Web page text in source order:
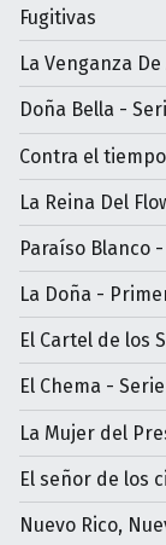
Fugitivas
La Venganza
Doña Bella -
Contra el
La Reina Del
Paraíso Blanco
La Doña -
El Cartel de los
El Chema -
La Mujer del
El señor de los
Nuevo Rico,